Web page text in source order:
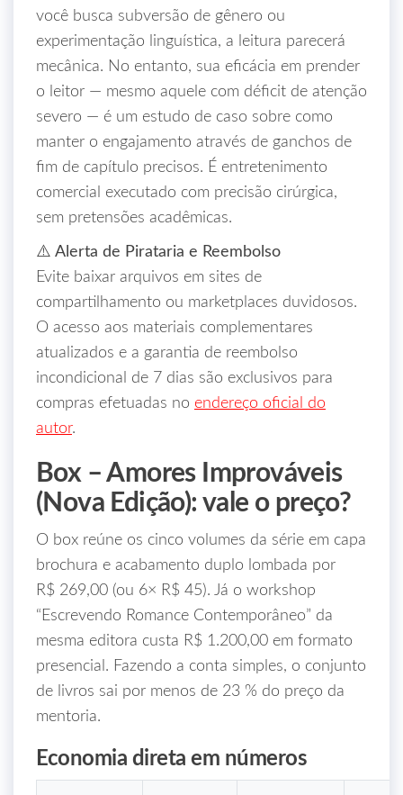
você busca subversão de gênero ou
experimentação linguística, a leitura parecerá
mecânica. No entanto, sua eficácia em prender
o leitor — mesmo aquele com déficit de atenção
severo — é um estudo de caso sobre como
manter o engajamento através de ganchos de
fim de capítulo precisos. É entretenimento
comercial executado com precisão cirúrgica,
sem pretensões acadêmicas.
⚠️ Alerta de Pirataria e Reembolso
Evite baixar arquivos em sites de
compartilhamento ou marketplaces duvidosos.
O acesso aos materiais complementares
atualizados e a garantia de reembolso
incondicional de 7 dias são exclusivos para
compras efetuadas no endereço oficial do
autor.
Box – Amores Improváveis
(Nova Edição): vale o preço?
O box reúne os cinco volumes da série em capa
brochura e acabamento duplo lombada por
R$ 269,00 (ou 6× R$ 45). Já o workshop
“Escrevendo Romance Contemporâneo” da
mesma editora custa R$ 1.200,00 em formato
presencial. Fazendo a conta simples, o conjunto
de livros sai por menos de 23 % do preço da
mentoria.
Economia direta em números